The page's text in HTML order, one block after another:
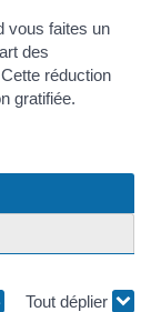
vous faites un
des
réduction
gratifiée.
Tout déplier